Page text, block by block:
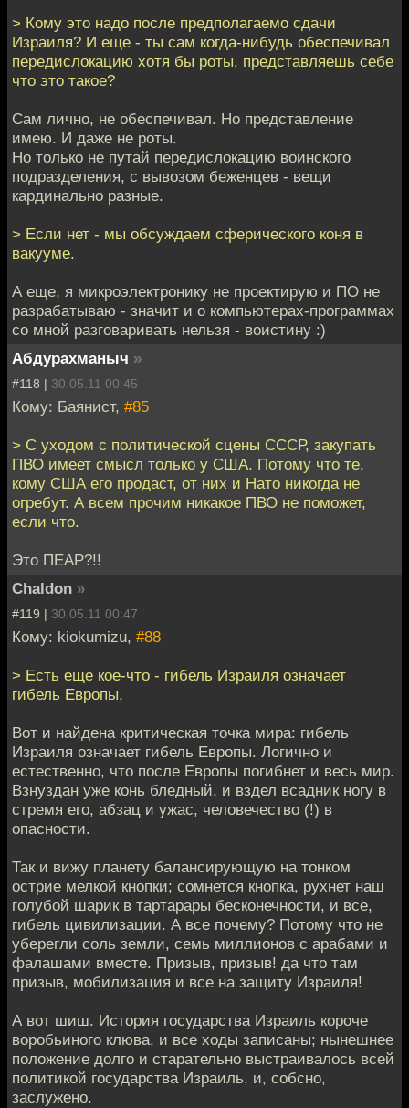
> Кому это надо после предполагаемо сдачи
Израиля? И еще - ты сам когда-нибудь обеспечивал
передислокацию хотя бы роты, представляешь себе
что это такое?
Сам лично, не обеспечивал. Но представление
имею. И даже не роты.
Но только не путай передислокацию воинского
подразделения, с вывозом беженцев - вещи
кардинально разные.
> Если нет - мы обсуждаем сферического коня в
вакууме.
А еще, я микроэлектронику не проектирую и ПО не
разрабатываю - значит и о компьютерах-программах
со мной разговаривать нельзя - воистину :)
Абдурахманыч »
#118 | 30.05.11 00:45
Кому: Баянист, #85
> С уходом с политической сцены СССР, закупать
ПВО имеет смысл только у США. Потому что те,
кому США его продаст, от них и Нато никогда не
огребут. А всем прочим никакое ПВО не поможет,
если что.
Это ПЕАР?!!
Chaldon »
#119 | 30.05.11 00:47
Кому: kiokumizu, #88
> Есть еще кое-что - гибель Израиля означает
гибель Европы,
Вот и найдена критическая точка мира: гибель
Израиля означает гибель Европы. Логично и
естественно, что после Европы погибнет и весь мир.
Взнуздан уже конь бледный, и вздел всадник ногу в
стремя его, абзац и ужас, человечество (!) в
опасности.
Так и вижу планету балансирующую на тонком
острие мелкой кнопки; сомнется кнопка, рухнет наш
голубой шарик в тартарары бесконечности, и все,
гибель цивилизации. А все почему? Потому что не
уберегли соль земли, семь миллионов с арабами и
фалашами вместе. Призыв, призыв! да что там
призыв, мобилизация и все на защиту Израиля!
А вот шиш. История государства Израиль короче
воробьиного клюва, и все ходы записаны; нынешнее
положение долго и старательно выстраивалось всей
политикой государства Израиль, и, собсно,
заслужено.